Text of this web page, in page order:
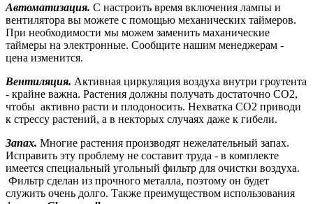
Автоматизация. С настроить время включения лампы и
вентилятора вы можете с помощью механических таймеров.
При необходимости мы можем заменить маханические
таймеры на электронные. Сообщите нашим менеджерам -
цена изменится.
Вентиляция. Активная циркуляция воздуха внутри гроутента
- крайне важна. Растения должны получать достаточно CO2,
чтобы активно расти и плодоносить. Нехватка CO2 приводи
к стрессу растений, а в некторых случаях даже к гибели.
Запах. Многие растения производят нежелательный запах.
Исправить эту проблему не составит труда - в комплекте
имеется специальный угольный фильтр для очистки воздуха.
Фильтр сделан из прочного металла, поэтому он будет
служить очень долго. Также преимуществом использования